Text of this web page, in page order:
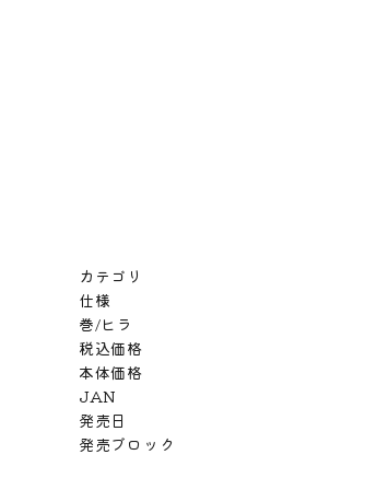
カテゴリ
仕様
巻/ヒラ
税込価格
本体価格
JAN
発売日
発売ブロック